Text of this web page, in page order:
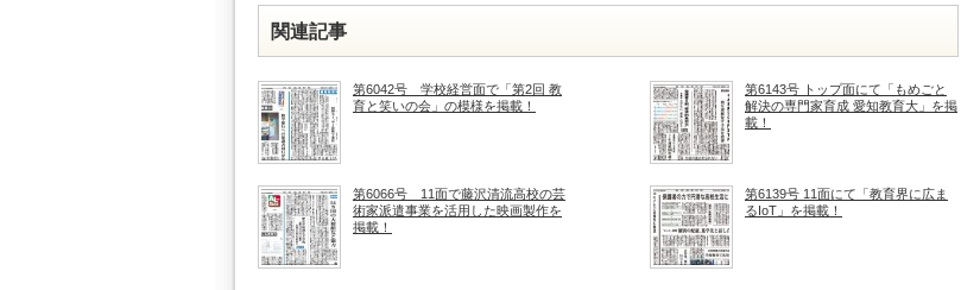
関連記事
第6042号 学校経営面で「第2回 教
育と笑いの会」の模様を掲載！
第6143号 トップ面にて「もめごと
解決の専門家育成 愛知教育大」を掲
載！
第6066号 11面で藤沢清流高校の芸
術家派遣事業を活用した映画製作を
掲載！
第6139号 11面にて「教育界に広ま
るIoT」を掲載！